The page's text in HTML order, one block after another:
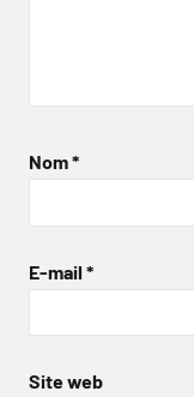
Nom*
E-mail *
Site web